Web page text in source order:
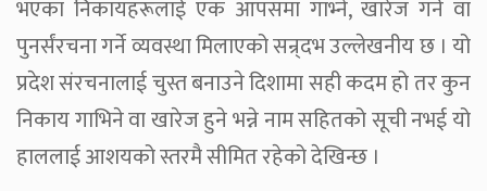
भएका निकायहरूलाई एक आपसमा गाभ्ने, खारेज गर्ने वा
पुनर्संरचना गर्ने व्यवस्था मिलाएको सन्र्दभ उल्लेखनीय छ । यो
प्रदेश संरचनालाई चुस्त बनाउने दिशामा सही कदम हो तर कुन
निकाय गाभिने वा खारेज हुने भन्ने नाम सहितको सूची नभई यो
हाललाई आशयको स्तरमै सीमित रहेको देखिन्छ ।